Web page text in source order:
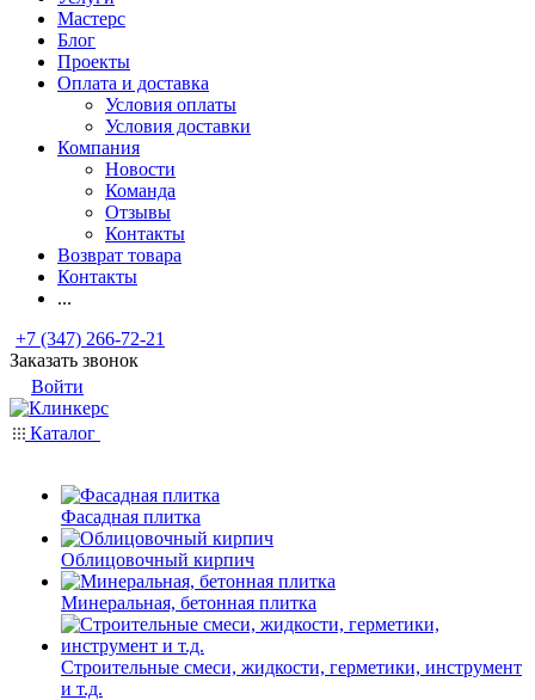
Мастерс
Блог
Проекты
Оплата и доставка
Условия оплаты
Условия доставки
Компания
Новости
Команда
Отзывы
Контакты
Возврат товара
Контакты
...
+7 (347) 266-72-21
Заказать звонок
Войти
Каталог
Фасадная плитка
Облицовочный кирпич
Минеральная, бетонная плитка
Строительные смеси, жидкости, герметики, инструмент
и т.д.